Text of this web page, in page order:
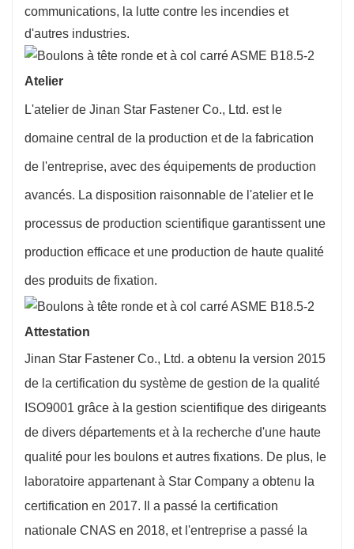
communications, la lutte contre les incendies et
d'autres industries.
Atelier
L'atelier de Jinan Star Fastener Co., Ltd. est le
domaine central de la production et de la fabrication
de l'entreprise, avec des équipements de production
avancés. La disposition raisonnable de l'atelier et le
processus de production scientifique garantissent une
production efficace et une production de haute qualité
des produits de fixation.
Attestation
Jinan Star Fastener Co., Ltd. a obtenu la version 2015
de la certification du système de gestion de la qualité
ISO9001 grâce à la gestion scientifique des dirigeants
de divers départements et à la recherche d'une haute
qualité pour les boulons et autres fixations. De plus, le
laboratoire appartenant à Star Company a obtenu la
certification en 2017. Il a passé la certification
nationale CNAS en 2018, et l'entreprise a passé la